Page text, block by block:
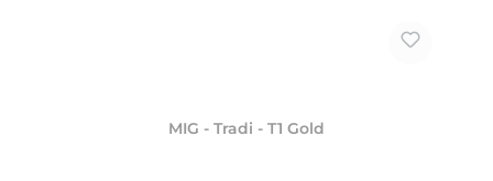
MIG - Tradi - T1 Gold